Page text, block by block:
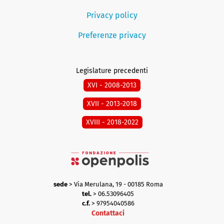
Privacy policy
Preferenze privacy
Legislature precedenti
XVI - 2008-2013
XVII - 2013-2018
XVIII - 2018-2022
sede> Via Merulana, 19 - 00185 Roma
tel. > 06.53096405
c.f.> 97954040586
Contattaci